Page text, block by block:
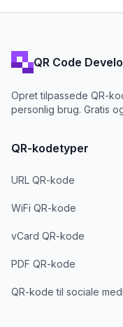
QR Code
Opret tilpassede QR-
personlig brug. Gratis
QR-kodetyper
URL QR-kode
WiFi QR-kode
vCard QR-kode
PDF QR-kode
QR-kode til sociale